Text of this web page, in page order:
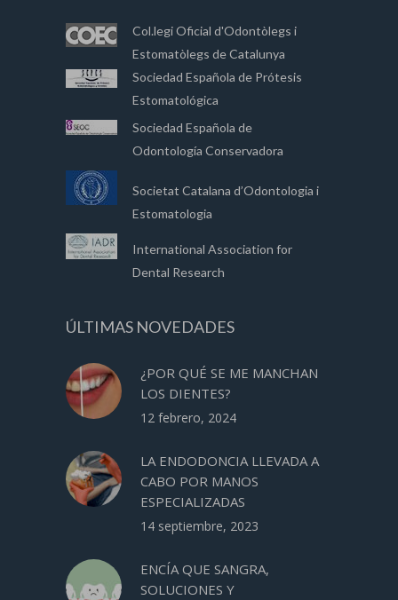
Col.legi Oficial d'Odontòlegs i
Estomatòlegs de Catalunya
Sociedad Española de Prótesis
Estomatológica
Sociedad Española de
Odontología Conservadora
Societat Catalana d’Odontologia i
Estomatologia
International Association for
Dental Research
ÚLTIMAS NOVEDADES
¿POR QUÉ SE ME MANCHAN
LOS DIENTES?
12 febrero, 2024
LA ENDODONCIA LLEVADA A
CABO POR MANOS
ESPECIALIZADAS
14 septiembre, 2023
ENCÍA QUE SANGRA,
SOLUCIONES Y